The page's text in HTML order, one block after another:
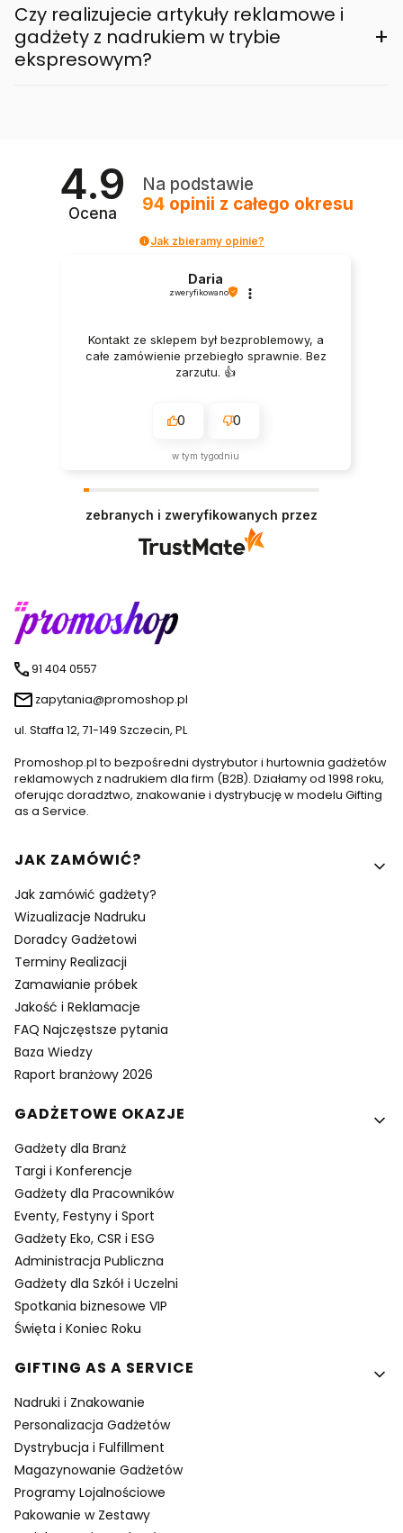
Czy realizujecie artykuły reklamowe i
gadżety z nadrukiem w trybie
ekspresowym?
+
4.9
Ocena
Na podstawie
94 opinii z całego okresu
Jak zbieramy opinie?
Daria
zweryfikowano
Kontakt ze sklepem był bezproblemowy, a
całe zamówienie przebiegło sprawnie. Bez
zarzutu. 👍️
0 0
w tym tygodniu
zebranych i zweryfikowanych przez
91 404 0557
zapytania@promoshop.pl
ul. Staffa 12, 71-149 Szczecin, PL
Promoshop.pl to bezpośredni dystrybutor i hurtownia gadżetów
reklamowych z nadrukiem dla firm (B2B). Działamy od 1998 roku,
oferując doradztwo, znakowanie i dystrybucję w modelu Gifting
as a Service.
Linki w stopce
JAK ZAMÓWIĆ?
Jak zamówić gadżety?
Wizualizacje Nadruku
Doradcy Gadżetowi
Terminy Realizacji
Zamawianie próbek
Jakość i Reklamacje
FAQ Najczęstsze pytania
Baza Wiedzy
Raport branżowy 2026
GADŻETOWE OKAZJE
Gadżety dla Branż
Targi i Konferencje
Gadżety dla Pracowników
Eventy, Festyny i Sport
Gadżety Eko, CSR i ESG
Administracja Publiczna
Gadżety dla Szkół i Uczelni
Spotkania biznesowe VIP
Święta i Koniec Roku
GIFTING AS A SERVICE
Nadruki i Znakowanie
Personalizacja Gadżetów
Dystrybucja i Fulfillment
Magazynowanie Gadżetów
Programy Lojalnościowe
Pakowanie w Zestawy